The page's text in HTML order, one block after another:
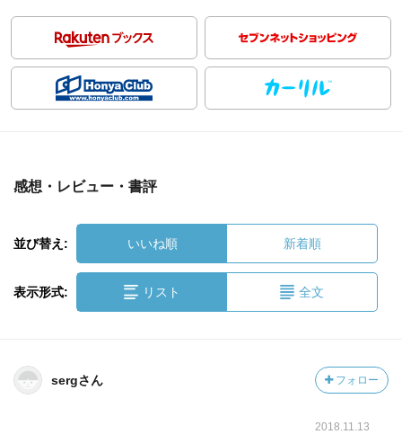
感想・レビュー・書評
並び替え: いいね順 新着順
表示形式: リスト 全文
sergさん フォロー
2018.11.13